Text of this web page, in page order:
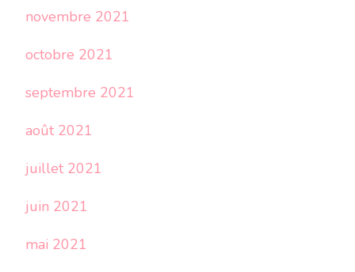
novembre 2021
octobre 2021
septembre 2021
août 2021
juillet 2021
juin 2021
mai 2021